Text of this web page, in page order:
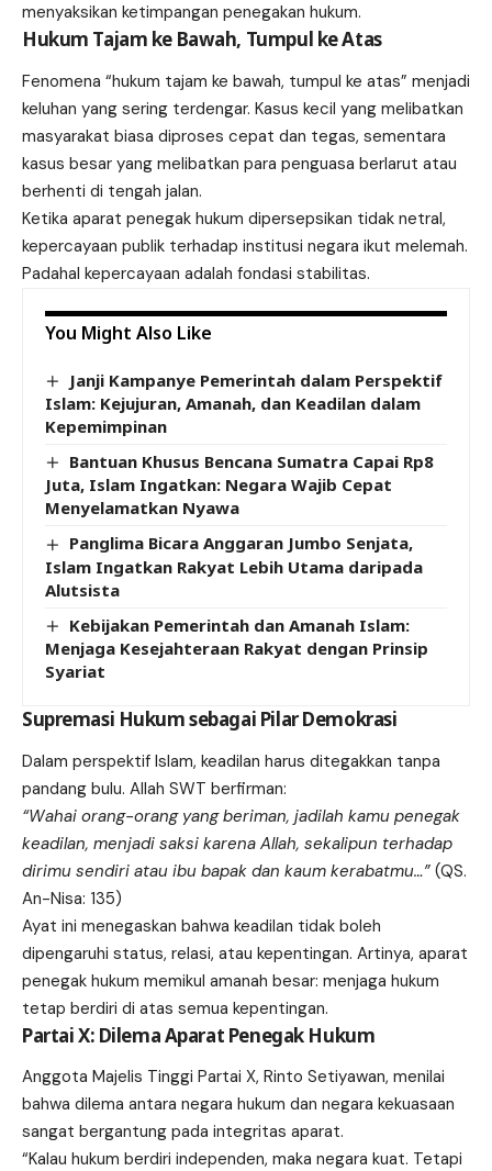
menyaksikan ketimpangan penegakan hukum.
Hukum Tajam ke Bawah, Tumpul ke Atas
Fenomena “hukum tajam ke bawah, tumpul ke atas” menjadi
keluhan yang sering terdengar. Kasus kecil yang melibatkan
masyarakat biasa diproses cepat dan tegas, sementara
kasus besar yang melibatkan para penguasa berlarut atau
berhenti di tengah jalan.
Ketika aparat penegak hukum dipersepsikan tidak netral,
kepercayaan publik terhadap institusi negara ikut melemah.
Padahal kepercayaan adalah fondasi stabilitas.
You Might Also Like
Janji Kampanye Pemerintah dalam Perspektif
Islam: Kejujuran, Amanah, dan Keadilan dalam
Kepemimpinan
Bantuan Khusus Bencana Sumatra Capai Rp8
Juta, Islam Ingatkan: Negara Wajib Cepat
Menyelamatkan Nyawa
Panglima Bicara Anggaran Jumbo Senjata,
Islam Ingatkan Rakyat Lebih Utama daripada
Alutsista
Kebijakan Pemerintah dan Amanah Islam:
Menjaga Kesejahteraan Rakyat dengan Prinsip
Syariat
Supremasi Hukum sebagai Pilar Demokrasi
Dalam perspektif Islam, keadilan harus ditegakkan tanpa
pandang bulu. Allah SWT berfirman:
“Wahai orang-orang yang beriman, jadilah kamu penegak
keadilan, menjadi saksi karena Allah, sekalipun terhadap
dirimu sendiri atau ibu bapak dan kaum kerabatmu…” (QS.
An-Nisa: 135)
Ayat ini menegaskan bahwa keadilan tidak boleh
dipengaruhi status, relasi, atau kepentingan. Artinya, aparat
penegak hukum memikul amanah besar: menjaga hukum
tetap berdiri di atas semua kepentingan.
Partai X: Dilema Aparat Penegak Hukum
Anggota Majelis Tinggi Partai X, Rinto Setiyawan, menilai
bahwa dilema antara negara hukum dan negara kekuasaan
sangat bergantung pada integritas aparat.
“Kalau hukum berdiri independen, maka negara kuat. Tetapi